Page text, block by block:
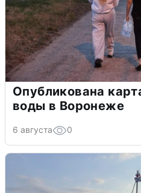
Опубликована
воды в Воронеже
6 августа 0